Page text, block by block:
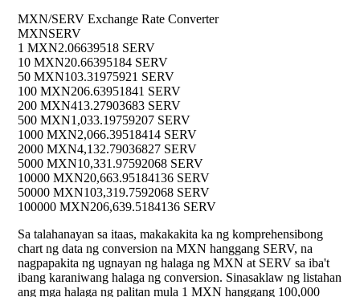
MXN/SERV Exchange Rate Converter
MXNSERV
1 MXN2.06639518 SERV
10 MXN20.66395184 SERV
50 MXN103.31975921 SERV
100 MXN206.63951841 SERV
200 MXN413.27903683 SERV
500 MXN1,033.19759207 SERV
1000 MXN2,066.39518414 SERV
2000 MXN4,132.79036827 SERV
5000 MXN10,331.97592068 SERV
10000 MXN20,663.95184136 SERV
50000 MXN103,319.7592068 SERV
100000 MXN206,639.5184136 SERV
Sa talahanayan sa itaas, makakakita ka ng komprehensibong
chart ng data ng conversion na MXN hanggang SERV, na
nagpapakita ng ugnayan ng halaga ng MXN at SERV sa iba't
ibang karaniwang halaga ng conversion. Sinasaklaw ng listahan
ang mga halaga ng palitan mula 1 MXN hanggang 100,000